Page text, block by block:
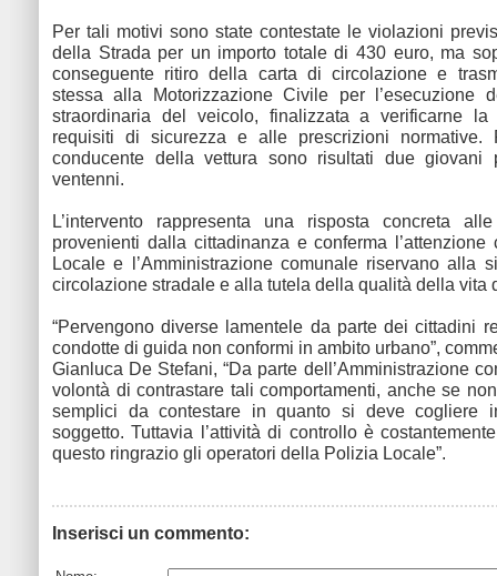
Per tali motivi sono state contestate le violazioni
della Strada per un importo totale di 430 euro, ma
conseguente ritiro della carta di circolazione e
stessa alla Motorizzazione Civile per l’esecuzione
straordinaria del veicolo, finalizzata a verificarne la
requisiti di sicurezza e alle prescrizioni normative.
conducente della vettura sono risultati due giovani
ventenni.
L’intervento rappresenta una risposta concreta
provenienti dalla cittadinanza e conferma
Locale e l’Amministrazione comunale riservano alla
circolazione stradale e alla tutela della qualità della vita
“Pervengono diverse lamentele da parte dei cittadini
condotte di guida non conformi in ambito urbano”,
Gianluca De Stefani, “Da parte dell’Amministrazione
volontà di contrastare tali comportamenti, anche se
semplici da contestare in quanto si deve cogliere
soggetto. Tuttavia l’attività di controllo è
questo ringrazio gli operatori della Polizia Locale”.
Inserisci un commento: